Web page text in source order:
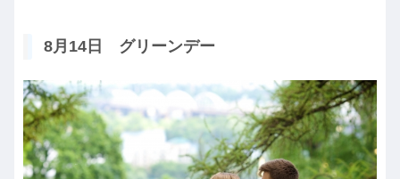
8月14日 グリーンデー